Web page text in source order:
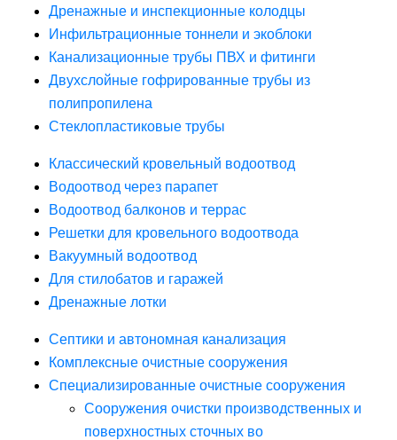
Дренажные и инспекционные колодцы
Инфильтрационные тоннели и экоблоки
Канализационные трубы ПВХ и фитинги
Двухслойные гофрированные трубы из
полипропилена
Стеклопластиковые трубы
Классический кровельный водоотвод
Водоотвод через парапет
Водоотвод балконов и террас
Решетки для кровельного водоотвода
Вакуумный водоотвод
Для стилобатов и гаражей
Дренажные лотки
Септики и автономная канализация
Комплексные очистные сооружения
Специализированные очистные сооружения
Сооружения очистки производственных и
поверхностных сточных во